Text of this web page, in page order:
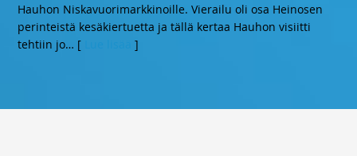
Hauhon Niskavuorimarkkinoille. Vierailu oli osa Heinosen
perinteistä kesäkiertuetta ja tällä kertaa Hauhon visiitti
tehtiin jo… [ ]